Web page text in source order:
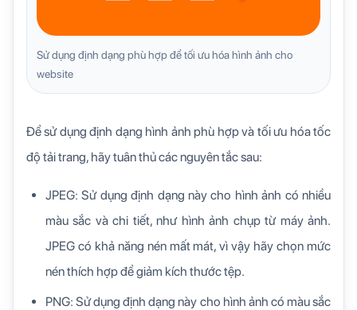
Sử dụng định dạng phù hợp để tối ưu hóa hình ảnh cho
website
Để sử dụng định dạng hình ảnh phù hợp và tối ưu hóa tốc
độ tải trang, hãy tuân thủ các nguyên tắc sau:
JPEG: Sử dụng định dạng này cho hình ảnh có nhiều
màu sắc và chi tiết, như hình ảnh chụp từ máy ảnh.
JPEG có khả năng nén mất mát, vì vậy hãy chọn mức
nén thích hợp để giảm kích thước tệp.
PNG: Sử dụng định dạng này cho hình ảnh có màu sắc